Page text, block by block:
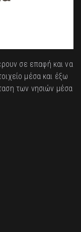
σε επαφή και να
μέσα και έξω
των νησιών μέσα